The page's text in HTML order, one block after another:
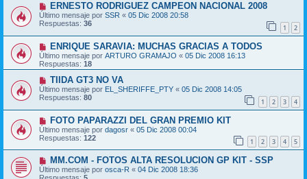
ERNESTO RODRIGUEZ CAMPEON NACIONAL 2008
Último mensaje por SSR « 05 Dic 2008 20:58
Respuestas: 36 1 2
ENRIQUE SARAVIA: MUCHAS GRACIAS A TODOS
Último mensaje por ARTURO GRAMAJO « 05 Dic 2008 16:13
Respuestas: 18
TIIDA GT3 NO VA
Último mensaje por EL_SHERIFFE_PTY « 05 Dic 2008 14:05
Respuestas: 80 1 2 3 4
FOTO PAPARAZZI DEL GRAN PREMIO KIT
Último mensaje por dagosr « 05 Dic 2008 00:04
Respuestas: 122 1 2 3 4 5
MM.COM - FOTOS ALTA RESOLUCION GP KIT - SSP
Último mensaje por osca-R « 04 Dic 2008 18:36